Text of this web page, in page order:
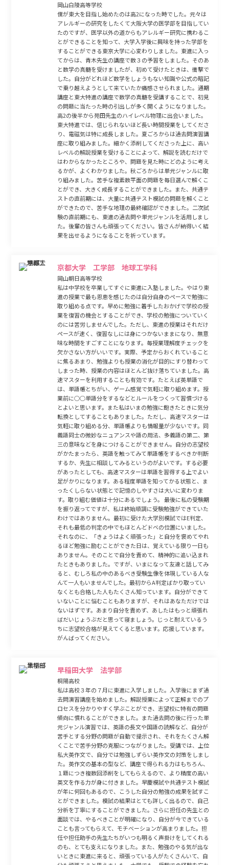
岡山白陵高等学校
僕が東大を目指し始めたのは高2になった時でした。元々は
アレルギーの研究をしたくて大阪大学の医学部を目指してい
たのですが、医学以外の道からもアレルギー研究に携わるこ
とができることを知って、大学入学後に興味を持った学部を
することができる東京大学に心変わりしました。東進に入っ
てからは、青木先生の講座で数３の予習をしました。そのあ
と数学の真髄を受けましたが、初めて受けたときは、衝撃で
した。自分がどれほど数学をしょうもない知識や公式の暗記
で乗り越えようとして来ていたか痛感させられました。通期
講座と東大特進の講座で数学の真髄を受講することで、初見
の問題に当たった時の引出しが多く開くようになりました。
高2の後半から苑田先生のハイレベル物理に出会いました。
東大特進では、信じられないほど長い時間授業をしてくださ
り、電磁気は特に成長しました。夏ごろからは過去問演習講
座に取り組みました。細かく添削してくださった上に、高い
レベルの解説授業を受けることによって、解説を読むだけで
はわからなかったところや、問題を見た時にどのように考え
るかが、よくわかりました。秋ごろからは単元ジャンルに取
り組みました。苦手な複素数平面の問題を毎日選んで解くこ
とができ、大きく成長することができました。また、共通テ
ストの直前期には、大量に共通テスト模試の問題を解くこと
ができたので、苦手な地理の最終確認ができました。二次試
験の直前期にも、東進の過去問や単元ジャンルを活用しまし
た。後輩の皆さんも頑張ってください。皆さんが納得いく結
果を出せるようになることを祈っています。
京都大学 工学部 地球工学科
岡山朝日高等学校
私は中学校を卒業してすぐに東進に入塾しました。やはり東
進の授業で最も恩恵を感じたのは自分自身のペースで勉強に
取り組める点です。早めに勉強に着手したおかげで学校の授
業を復習の機会とすることができ、学校の勉強についていく
のには苦労しませんでした。ただし、東進の授業はそれだけ
ペースが速く、復習なしには身につかないままになり、無意
味な時間をすごすことになります。毎授業理解度チェックを
欠かさない方がいいです。実際、予定からおくれていること
に焦るあまり、勉強よりも授業の消化が目的にすり替わって
しまった時、授業の内容はほとんど抜け落ちていました。高
速マスターを利用することも有効です。たとえば英単語で
は、単語帳とちがい、ゲーム感覚で気軽に取り組めます。授
業前に○○単語分をするなどとルールをつくって習慣づける
とよいと思います。また私はいまの勉強に飽きたときに気分
転換としてすることもありました。ただし、高速マスターは
気軽に取り組める分、単語帳よりも情報量が少ないです。同
義語同士の微妙なニュアンスや語の用法、多義語の第二、第
三の意味などを身につけることができません。自分の志望校
がかたまったら、英語を触ってみて単語帳をするべきか判断
するか、先生に相談してみるというのがよいです。する必要
があったとしても、高速マスターは単語を習得する上でよい
足がかりになります。ある程度単語を知ってかる状態と、ま
ったくしらない状態とで記憶のしやすさは大いに変わりま
す。取り組む価値は十分にあるでしょう。 最後に私の受験期
を振り返ってですが、私は終始順調に受験勉強ができていた
わけではありません。最初に受けた大学別模試ではE判定、
それも最低の判定の中でもほとんどドベの位置にいました。
それなのに、「きょうはよく頑張った」と自分を褒めてやれ
るほど勉強に励むことができた日は、覚えている限り一日も
ありません。そのことで自分を責めて、精神的に追い込まれ
たときもありました。ですが、いまになって友達と話してみ
ると、むしろ私の中のあるべき受験生像を体現している人な
んて一人もいませんでした。最初からA判定ばかり取ってい
なくとも合格した人もたくさん知っています。自分ができて
いないことに悩むこともありますが、それはあなただけでは
ないはずです。あまり自分を責めず、あしたはもっと頑張れ
ばだいじょうぶだと思って寝ましょう。じっと耐えているう
ちに志望校合格が見えてくると思います。応援しています。
がんばってください。
早稲田大学 法学部
桐陽高校
私は高校３年の７月に東進に入学しました。入学後にまず過
去問演習講座を始めました。解説授業によって正解までのプ
ロセスを分かりやすく学ぶことができ、志望校に特有の問題
傾向に慣れることができました。また過去問の後に行った単
元ジャンル演習では、英語の長文や国語の読解など、自分が
苦手とする分野の問題が自動で提示され、それをたくさん解
くことで苦手分野の克服につながりました。受講では、上位
私大英作文で、自分では勉強しずらい英作文の対策をしまし
た。英作文の基本の型など、講座で得られる力はもちろん、
１題につき複数回添削をしてもらえるので、より精度の高い
英文を作る力が身に付きました。早慶模試や共通テスト模試
が年に何回もあるので、こうした自分の勉強の成果を試すこ
とができました。模試の結果はとても詳しく出るので、自己
分析を丁寧にすることができました。さらに担任の先生との
面談では、やるべきことが明確になり、自分が今できている
ことも言ってもらえて、モチベーションが高まりました。担
任や担任助手の先生たちがいつも明るく声掛けをしてくれる
のも、とても支えになりました。また、勉強のやる気が出な
いときに東進に来ると、頑張っている人がたくさんいて、自